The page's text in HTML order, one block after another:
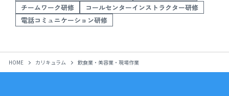
チームワーク研修
コールセンターインストラクター研修
電話コミュニケーション研修
HOME カリキュラム 飲食業・美容業・現場作業